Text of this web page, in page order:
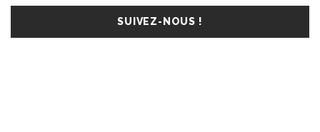
SUIVEZ-NOUS !